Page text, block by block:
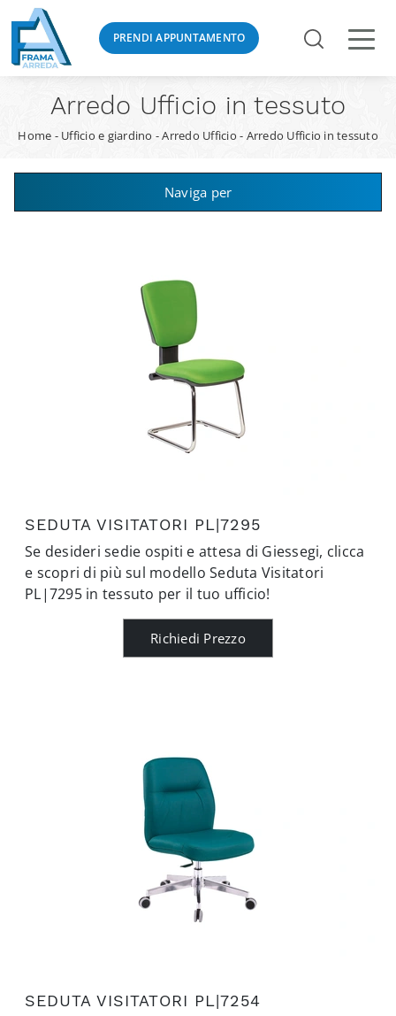
PRENDI APPUNTAMENTO
Arredo Ufficio in tessuto
Home - Ufficio e giardino -Arredo Ufficio - Arredo Ufficio in tessuto
Naviga per
SEDUTA VISITATORI PL|7295
Se desideri sedie ospiti e attesa di Giessegi, clicca
e scopri di più sul modello Seduta Visitatori
PL|7295 in tessuto per il tuo ufficio!
Richiedi Prezzo
SEDUTA VISITATORI PL|7254